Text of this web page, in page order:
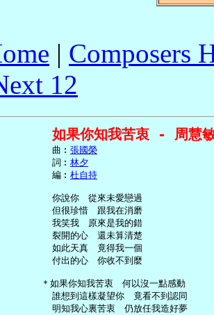
| Composers
12
如果你知我苦衷 - 周慧
     曲︰
張國榮
     詞︰
林夕
     編︰
杜自持
     你說你　從來未愛戀過
     但很珍惜　跟我在消磨
     我笑我　原來是我的錯
     裂開的心　還未算清楚
     如此天真　竟得我一個
     付出的心　你收不到麼
   ＊如果你知我苦衷　何以沒一點感動
     誰想到這樣凝望你　竟看不到認同
     明知我心裏苦衷　仍放任我造好夢